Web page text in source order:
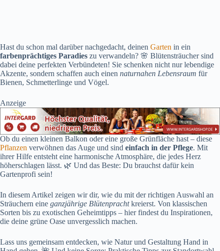
Hast du schon mal darüber nachgedacht, deinen Garten in ein
farbenprächtiges Paradies zu verwandeln? 🌸 Blütensträucher sind
dabei deine perfekten Verbündeten! Sie schenken nicht nur lebendige
Akzente, sondern schaffen auch einen naturnahen Lebensraum für
Bienen, Schmetterlinge und Vögel.
Anzeige
Ob du einen kleinen Balkon oder eine große Grünfläche hast – diese
Pflanzen verwöhnen das Auge und sind einfach in der Pflege. Mit
ihrer Hilfe entsteht eine harmonische Atmosphäre, die jedes Herz
höherschlagen lässt. 🌿 Und das Beste: Du brauchst dafür kein
Gartenprofi sein!
In diesem Artikel zeigen wir dir, wie du mit der richtigen Auswahl an
Sträuchern eine ganzjährige Blütenprachtkreierst. Von klassischen
Sorten bis zu exotischen Geheimtipps – hier findest du Inspirationen,
die deine grüne Oase unvergesslich machen.
Lass uns gemeinsam entdecken, wie Natur und Gestaltung Hand in